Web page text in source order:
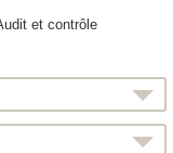
et contrôle